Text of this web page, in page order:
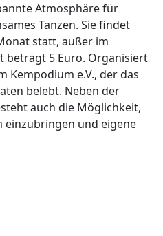
Atmosphäre für
Tanzen. Sie findet
statt, außer im
beträgt 5 Euro. Organisiert
Kempodium e.V., der das
belebt. Neben der
auch die Möglichkeit,
einzubringen und eigene